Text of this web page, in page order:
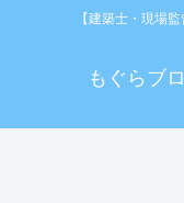
【建築士・現場
もぐらブ